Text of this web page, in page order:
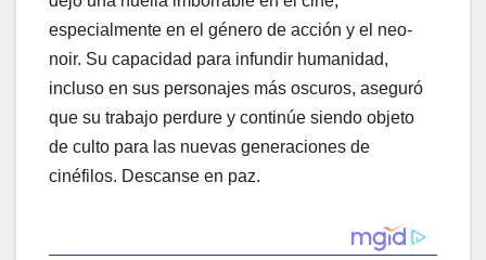
especialmente en el género de acción y el neo-
noir. Su capacidad para infundir humanidad,
incluso en sus personajes más oscuros, aseguró
que su trabajo perdure y continúe siendo objeto
de culto para las nuevas generaciones de
cinéfilos. Descanse en paz.